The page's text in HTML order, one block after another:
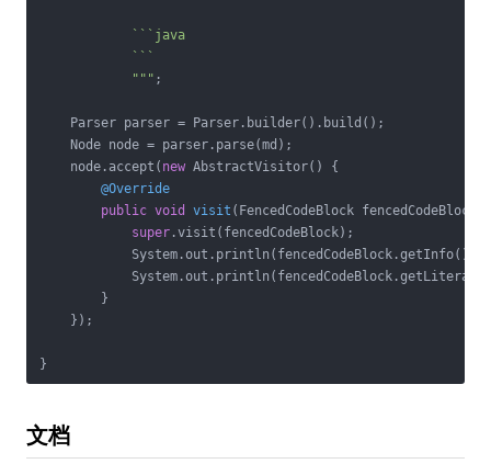
            ```java
            ```
            "
"" ;
    Parser parser = Parser.builder().build();
    Node node = parser.parse(md);
    node.accept(
new AbstractVisitor() {
@Override
public void visit (FencedCodeBlock fencedCodeBlock)
super .visit(fencedCodeBlock);
            System.out.println(fencedCodeBlock.getInfo());
        }
    });
文档